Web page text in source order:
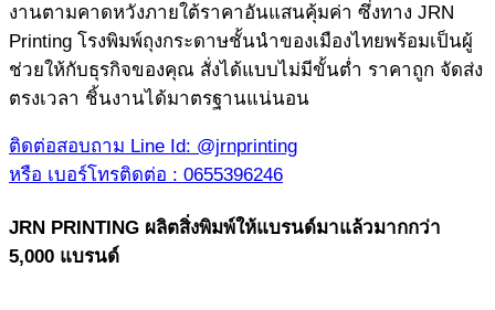
งานตามคาดหวังภายใต้ราคาอันแสนคุ้มค่า ซึ่งทาง JRN
Printing โรงพิมพ์ถุงกระดาษชั้นนำของเมืองไทยพร้อมเป็นผู้
ช่วยให้กับธุรกิจของคุณ สั่งได้แบบไม่มีขั้นต่ำ ราคาถูก จัดส่ง
ตรงเวลา ชิ้นงานได้มาตรฐานแน่นอน
ติดต่อสอบถาม Line Id: @jrnprinting
หรือ เบอร์โทรติดต่อ : 0655396246
JRN PRINTING ผลิตสิ่งพิมพ์ให้แบรนด์มาแล้วมากกว่า
5,000 แบรนด์